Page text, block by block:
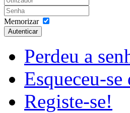
Memorizar
Autenticar
Perdeu a
Esqueceu-
Registe-se!